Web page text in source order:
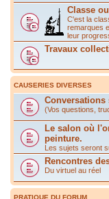
Classe
C'est la
remarques
leur
Travaux
CAUSERIES DIVERSES
Conversations
(Vos questions,
Le salon où
peinture.
Les sujets seront
Rencontres
Du virtuel au réel
PRATIQUE DU FORUM